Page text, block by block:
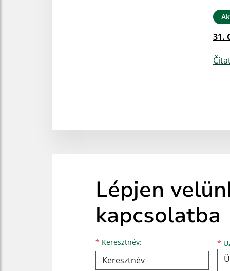
31.
Lépjen
kapcsolatba
* Keresztnév:
Keresztnév
Vezetéknév
E-mail cím *